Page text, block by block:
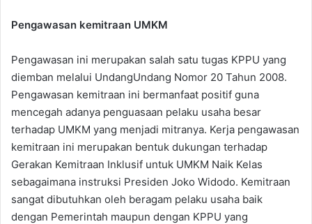
Pengawasan kemitraan UMKM
Pengawasan ini merupakan salah satu tugas KPPU yang
diemban melalui UndangUndang Nomor 20 Tahun 2008.
Pengawasan kemitraan ini bermanfaat positif guna
mencegah adanya penguasaan pelaku usaha besar
terhadap UMKM yang menjadi mitranya. Kerja pengawasan
kemitraan ini merupakan bentuk dukungan terhadap
Gerakan Kemitraan Inklusif untuk UMKM Naik Kelas
sebagaimana instruksi Presiden Joko Widodo. Kemitraan
sangat dibutuhkan oleh beragam pelaku usaha baik
dengan Pemerintah maupun dengan KPPU yang